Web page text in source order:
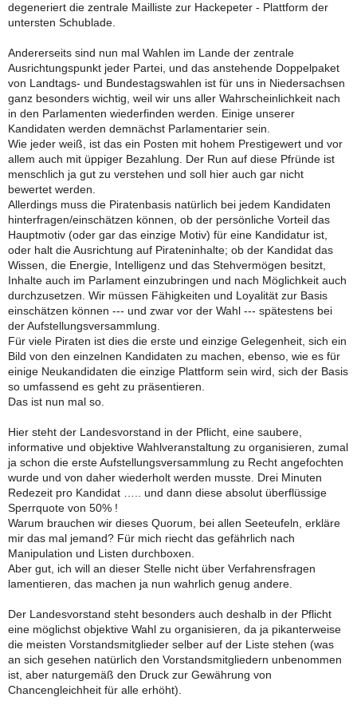
degeneriert die zentrale Mailliste zur Hackepeter - Plattform der
untersten Schublade.
Andererseits sind nun mal Wahlen im Lande der zentrale
Ausrichtungspunkt jeder Partei, und das anstehende Doppelpaket
von Landtags- und Bundestagswahlen ist für uns in Niedersachsen
ganz besonders wichtig, weil wir uns aller Wahrscheinlichkeit nach
in den Parlamenten wiederfinden werden. Einige unserer
Kandidaten werden demnächst Parlamentarier sein.
Wie jeder weiß, ist das ein Posten mit hohem Prestigewert und vor
allem auch mit üppiger Bezahlung. Der Run auf diese Pfründe ist
menschlich ja gut zu verstehen und soll hier auch gar nicht
bewertet werden.
Allerdings muss die Piratenbasis natürlich bei jedem Kandidaten
hinterfragen/einschätzen können, ob der persönliche Vorteil das
Hauptmotiv (oder gar das einzige Motiv) für eine Kandidatur ist,
oder halt die Ausrichtung auf Pirateninhalte; ob der Kandidat das
Wissen, die Energie, Intelligenz und das Stehvermögen besitzt,
Inhalte auch im Parlament einzubringen und nach Möglichkeit auch
durchzusetzen. Wir müssen Fähigkeiten und Loyalität zur Basis
einschätzen können --- und zwar vor der Wahl --- spätestens bei
der Aufstellungsversammlung.
Für viele Piraten ist dies die erste und einzige Gelegenheit, sich ein
Bild von den einzelnen Kandidaten zu machen, ebenso, wie es für
einige Neukandidaten die einzige Plattform sein wird, sich der Basis
so umfassend es geht zu präsentieren.
Das ist nun mal so.
Hier steht der Landesvorstand in der Pflicht, eine saubere,
informative und objektive Wahlveranstaltung zu organisieren, zumal
ja schon die erste Aufstellungsversammlung zu Recht angefochten
wurde und von daher wiederholt werden musste. Drei Minuten
Redezeit pro Kandidat ….. und dann diese absolut überflüssige
Sperrquote von 50% !
Warum brauchen wir dieses Quorum, bei allen Seeteufeln, erkläre
mir das mal jemand? Für mich riecht das gefährlich nach
Manipulation und Listen durchboxen.
Aber gut, ich will an dieser Stelle nicht über Verfahrensfragen
lamentieren, das machen ja nun wahrlich genug andere.
Der Landesvorstand steht besonders auch deshalb in der Pflicht
eine möglichst objektive Wahl zu organisieren, da ja pikanterweise
die meisten Vorstandsmitglieder selber auf der Liste stehen (was
an sich gesehen natürlich den Vorstandsmitgliedern unbenommen
ist, aber naturgemäß den Druck zur Gewährung von
Chancengleichheit für alle erhöht).